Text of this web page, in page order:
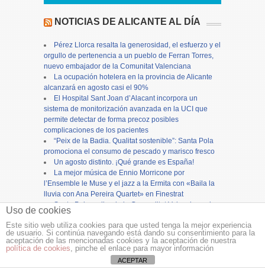
NOTICIAS DE ALICANTE AL DÍA
Pérez Llorca resalta la generosidad, el esfuerzo y el
orgullo de pertenencia a un pueblo de Ferran Torres,
nuevo embajador de la Comunitat Valenciana
La ocupación hotelera en la provincia de Alicante
alcanzará en agosto casi el 90%
El Hospital Sant Joan d’Alacant incorpora un
sistema de monitorización avanzada en la UCI que
permite detectar de forma precoz posibles
complicaciones de los pacientes
“Peix de la Badia. Qualitat sostenible”: Santa Pola
promociona el consumo de pescado y marisco fresco
Un agosto distinto. ¡Qué grande es España!
La mejor música de Ennio Morricone por
l’Ensemble le Muse y el jazz a la Ermita con «Baila la
lluvia con Ana Pereira Quartet» en Finestrat
Santa Pola recibe de la Generalitat Valenciana cien
mil euros para restaurar la torre del reloj
En dos años podría estar listo el nuevo CEIP La
Cañada del Fenollar: la empresa Abala Infraescturas
gana la licitación por 5,6 millones
La Conselleria de Educación amplía en 8 millones
Uso de cookies
Este sitio web utiliza cookies para que usted tenga la mejor experiencia
de usuario. Si continúa navegando está dando su consentimiento para la
aceptación de las mencionadas cookies y la aceptación de nuestra
política de cookies, pinche el enlace para mayor información
ACEPTAR